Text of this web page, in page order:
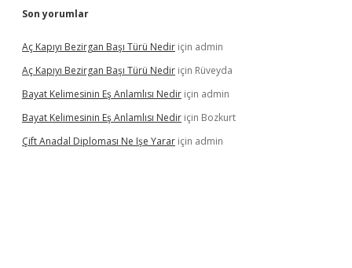
Son yorumlar
Aç Kapıyı Bezirgan Başı Türü Nedir için admin
Aç Kapıyı Bezirgan Başı Türü Nedir için Rüveyda
Bayat Kelimesinin Eş Anlamlısı Nedir için admin
Bayat Kelimesinin Eş Anlamlısı Nedir için Bozkurt
Çift Anadal Diploması Ne Işe Yarar için admin